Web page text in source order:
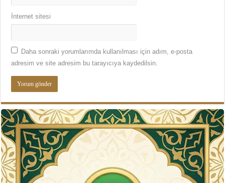
İnternet sitesi
Daha sonraki yorumlarımda kullanılması için adım, e-posta
adresim ve site adresim bu tarayıcıya kaydedilsin.